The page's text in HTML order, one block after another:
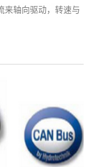
来轴向驱动，转速与